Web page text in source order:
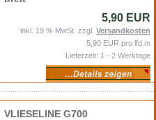
5,90 EUR
inkl. 19 % MwSt. zzgl. Versandkosten
5,90 EUR pro lfd.m
Lieferzeit: 1 - 2 Werktage
VLIESELINE G700